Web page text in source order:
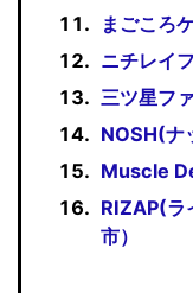
まごころ
ニチレイ
三ツ星フ
NOSH(ナ
Muscle
RIZAP(ラ
市）